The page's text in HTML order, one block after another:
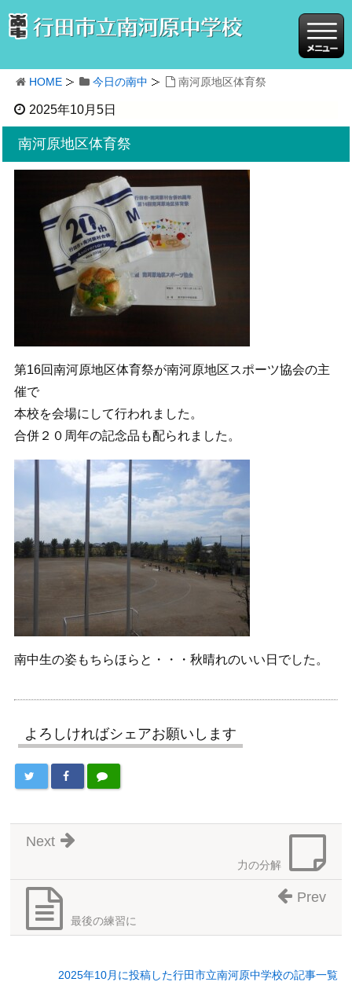
HOME 今日の南中 南河原地区体育祭
2025年10月5日
南河原地区体育祭
第16回南河原地区体育祭が南河原地区スポーツ協会の主
催で
本校を会場にして行われました。
合併２０周年の記念品も配られました。
南中生の姿もちらほらと・・・秋晴れのいい日でした。
よろしければシェアお願いします
力の分解
Next
最後の練習に
Prev
2025年10月に投稿した行田市立南河原中学校の記事一覧